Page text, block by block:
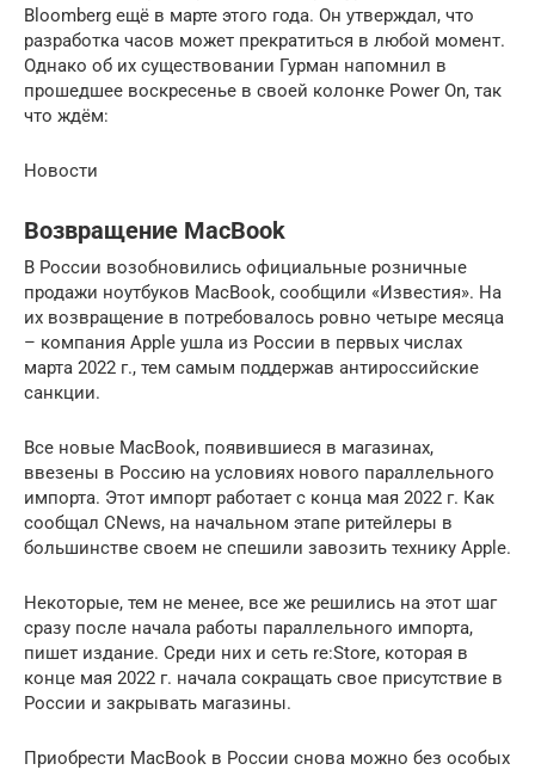
Bloomberg ещё в марте этого года. Он утверждал, что
разработка часов может прекратиться в любой момент.
Однако об их существовании Гурман напомнил в
прошедшее воскресенье в своей колонке Power On, так
что ждём:
Новости
Возвращение MacBook
В России возобновились официальные розничные
продажи ноутбуков MacBook, сообщили «Известия». На
их возвращение в потребовалось ровно четыре месяца
– компания Apple ушла из России в первых числах
марта 2022 г., тем самым поддержав антироссийские
санкции.
Все новые MacBook, появившиеся в магазинах,
ввезены в Россию на условиях нового параллельного
импорта. Этот импорт работает с конца мая 2022 г. Как
сообщал CNews, на начальном этапе ритейлеры в
большинстве своем не спешили завозить технику Apple.
Некоторые, тем не менее, все же решились на этот шаг
сразу после начала работы параллельного импорта,
пишет издание. Среди них и сеть re:Store, которая в
конце мая 2022 г. начала сокращать свое присутствие в
России и закрывать магазины.
Приобрести MacBook в России снова можно без особых